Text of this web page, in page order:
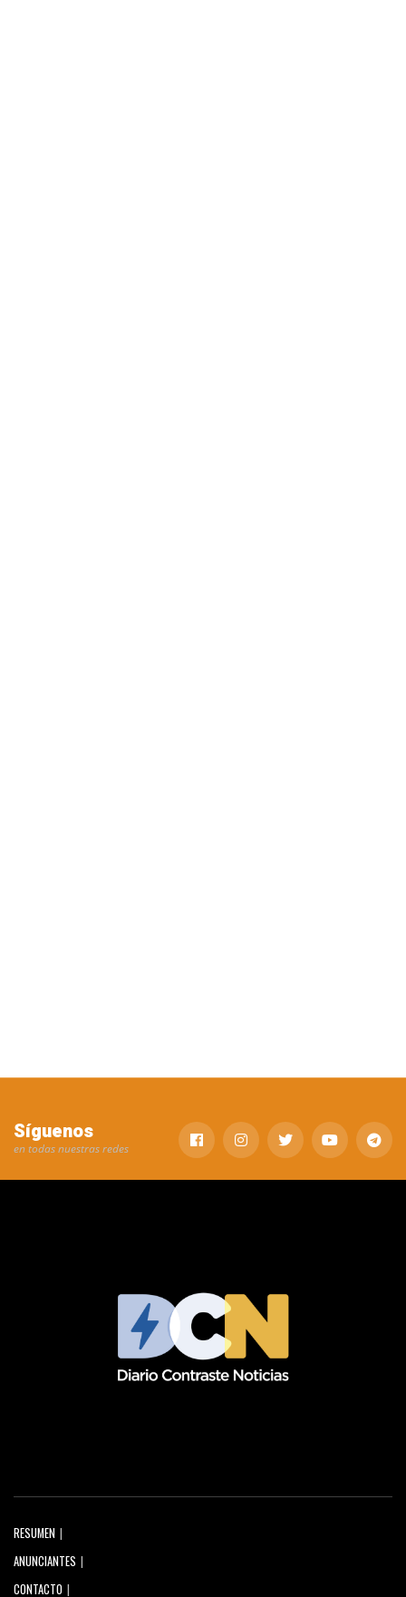
Síguenos
en todas nuestras redes
RESUMEN
ANUNCIANTES
CONTACTO